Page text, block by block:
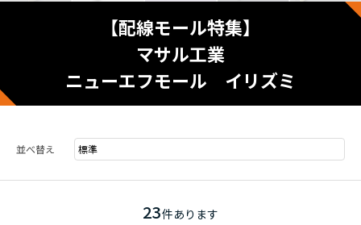
【配線モール特集】
マサル工業
ニューエフモール イリズミ
並べ替え
23件あります